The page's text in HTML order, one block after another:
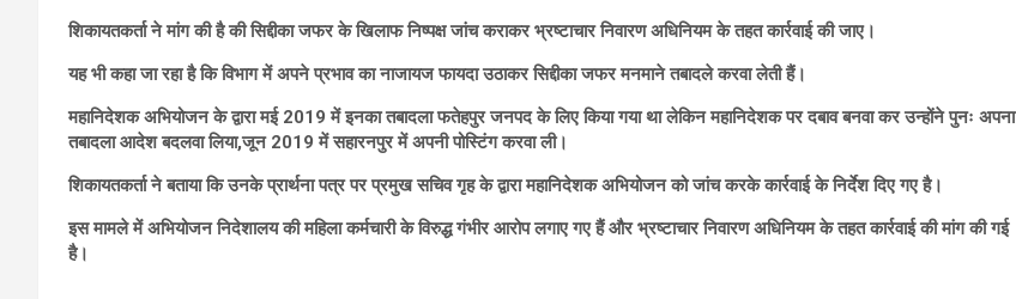
शिकायतकर्ता ने मांग की है की सिद्दीका जफर के खिलाफ निष्पक्ष जांच कराकर भ्रष्टाचार निवारण अधिनियम के तहत कार्रवाई की जाए।
यह भी कहा जा रहा है कि विभाग में अपने प्रभाव का नाजायज फायदा उठाकर सिद्दीका जफर मनमाने तबादले करवा लेती हैं।
महानिदेशक अभियोजन के द्वारा मई 2019 में इनका तबादला फतेहपुर जनपद के लिए किया गया था लेकिन महानिदेशक पर दबाव बनवा कर उन्होंने पुनः अपना
तबादला आदेश बदलवा लिया,जून 2019 में सहारनपुर में अपनी पोस्टिंग करवा ली।
शिकायतकर्ता ने बताया कि उनके प्रार्थना पत्र पर प्रमुख सचिव गृह के द्वारा महानिदेशक अभियोजन को जांच करके कार्रवाई के निर्देश दिए गए है।
इस मामले में अभियोजन निदेशालय की महिला कर्मचारी के विरुद्ध गंभीर आरोप लगाए गए हैं और भ्रष्टाचार निवारण अधिनियम के तहत कार्रवाई की मांग की गई
है।